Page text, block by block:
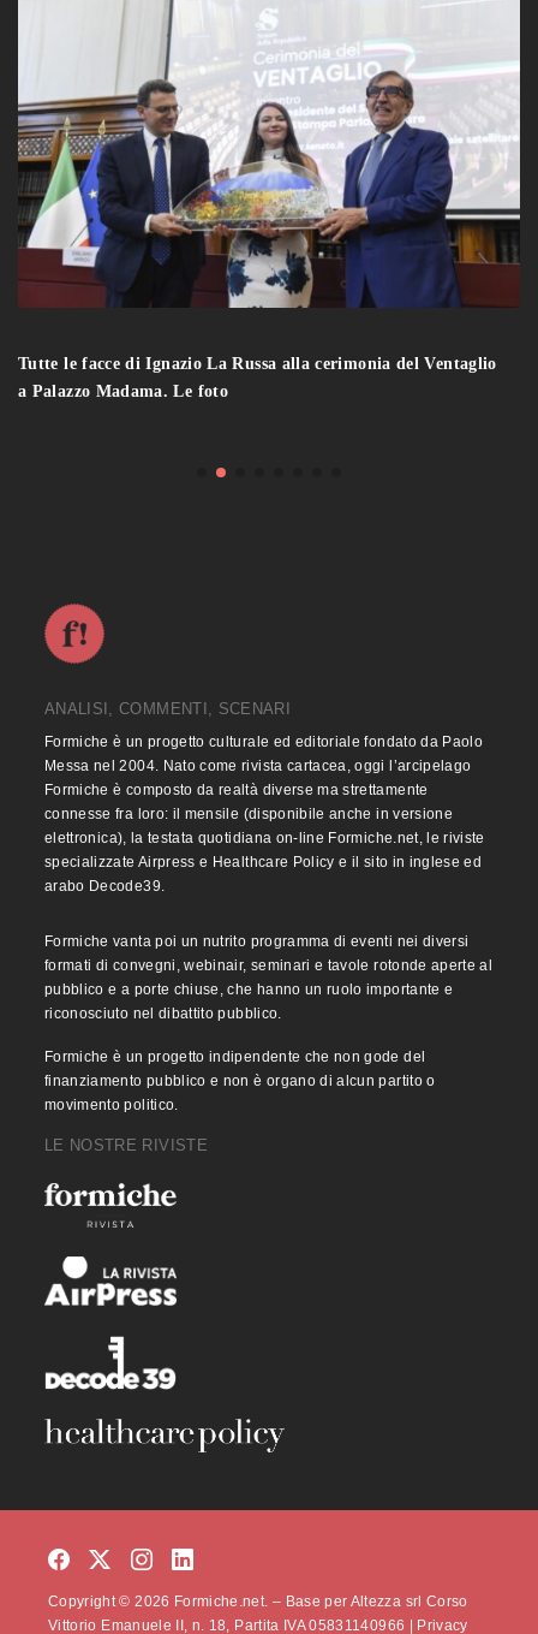
Tutte le facce di Ignazio La Russa alla cerimonia del Ventaglio
a Palazzo Madama. Le foto
ANALISI, COMMENTI, SCENARI
Formiche è un progetto culturale ed editoriale fondato da Paolo
Messa nel 2004. Nato come rivista cartacea, oggi l’arcipelago
Formiche è composto da realtà diverse ma strettamente
connesse fra loro: il mensile (disponibile anche in versione
elettronica), la testata quotidiana on-line Formiche.net, le riviste
specializzate Airpress e Healthcare Policy e il sito in inglese ed
arabo Decode39.
Formiche vanta poi un nutrito programma di eventi nei diversi
formati di convegni, webinair, seminari e tavole rotonde aperte al
pubblico e a porte chiuse, che hanno un ruolo importante e
riconosciuto nel dibattito pubblico.
Formiche è un progetto indipendente che non gode del
finanziamento pubblico e non è organo di alcun partito o
movimento politico.
LE NOSTRE RIVISTE
Copyright © 2026 Formiche.net. – Base per Altezza srl Corso
Vittorio Emanuele II, n. 18, Partita IVA 05831140966 |
Privacy